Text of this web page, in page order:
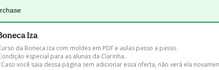
Iza
da Boneca Iza com moldes em PDF e aulas passo a passo.
especial para as alunas da Clarinha.
você saia dessa página sem adicionar essa oferta, não verá ela